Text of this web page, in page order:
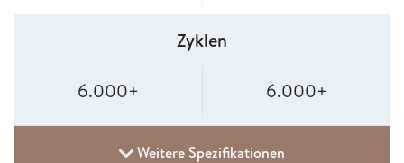
Zyklen
6.000+ 6.000+
Weitere Spezifikationen